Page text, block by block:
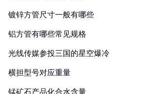
镀锌方管尺寸一般有哪些
铝方管有哪些常见规格
光线传媒参投三国的星空爆冷
横担型号对应重量
锰矿石产品化合水含量